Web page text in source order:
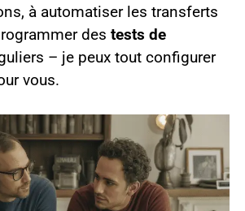
à automatiser les transferts
des tests de
– je peux tout configurer
vous.